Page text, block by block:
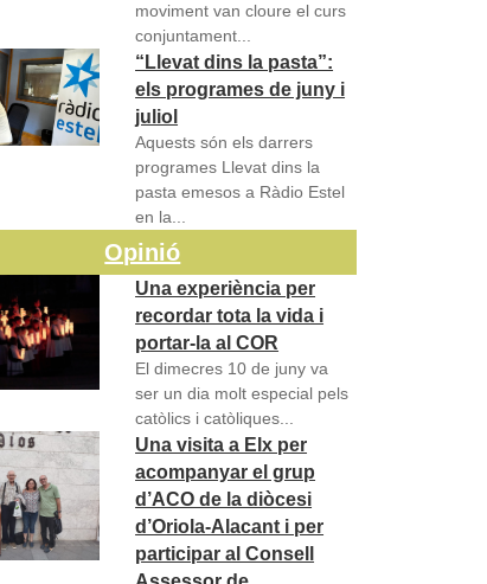
moviment van cloure el curs
conjuntament...
“Llevat dins la pasta”:
els programes de juny i
juliol
Aquests són els darrers
programes Llevat dins la
pasta emesos a Ràdio Estel
en la...
Opinió
Una experiència per
recordar tota la vida i
portar-la al COR
El dimecres 10 de juny va
ser un dia molt especial pels
catòlics i catòliques...
Una visita a Elx per
acompanyar el grup
d’ACO de la diòcesi
d’Oriola-Alacant i per
participar al Consell